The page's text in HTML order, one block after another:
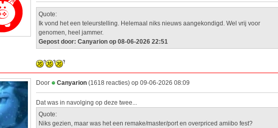
Quote:
Ik vond het een teleurstelling. Helemaal niks nieuws aangekondigd. Wel vrij voor
genomen, heel jammer.
Gepost door: Canyarion op 08-06-2026 22:51
Door Canyarion (1618 reacties) op 09-06-2026 08:09
Dat was in navolging op deze twee...
Quote:
Niks gezien, maar was het een remake/master/port en overpriced amiibo fest?